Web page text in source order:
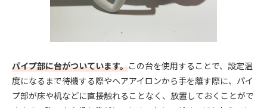
パイプ部に台がついています。この台を使用することで、設定温
度になるまで待機する際やヘアアイロンから手を離す際に、パイ
プ部が床や机などに直接触れることなく、放置しておくことがで